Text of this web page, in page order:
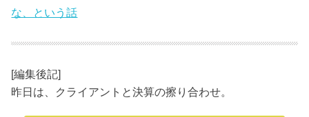
な、という話
[編集後記]
昨日は、クライアントと決算の擦り合わせ。